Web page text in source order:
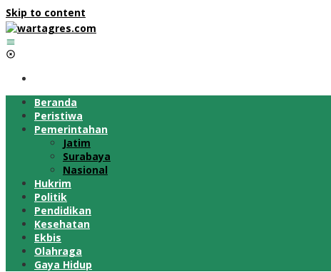
Skip to content
Beranda
Peristiwa
Pemerintahan
Jatim
Surabaya
Nasional
Hukrim
Politik
Pendidikan
Kesehatan
Ekbis
Olahraga
Gaya Hidup